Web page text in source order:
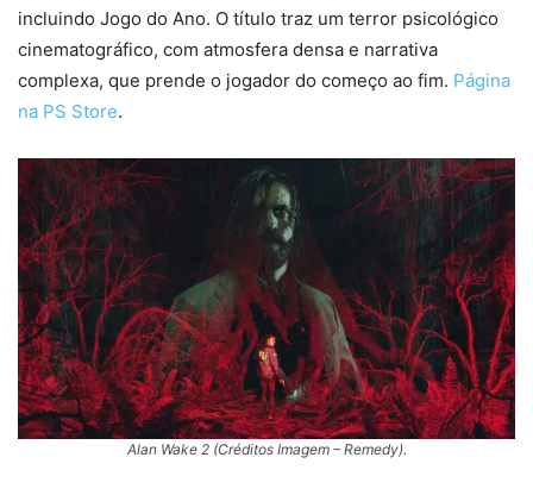
incluindo Jogo do Ano. O título traz um terror psicológico
cinematográfico, com atmosfera densa e narrativa
complexa, que prende o jogador do começo ao fim. Página
na PS Store.
Alan Wake 2 (Créditos Imagem – Remedy).